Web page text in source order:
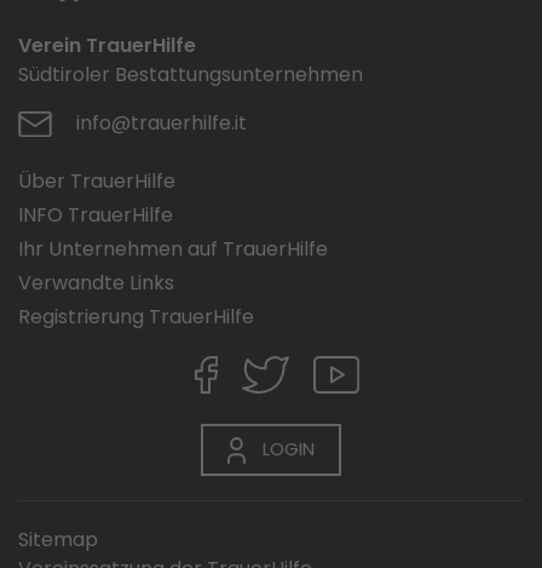
Verein TrauerHilfe
Südtiroler Bestattungsunternehmen
info@trauerhilfe.it
Über TrauerHilfe
INFO TrauerHilfe
Ihr Unternehmen auf TrauerHilfe
Verwandte Links
Registrierung TrauerHilfe
LOGIN
Sitemap